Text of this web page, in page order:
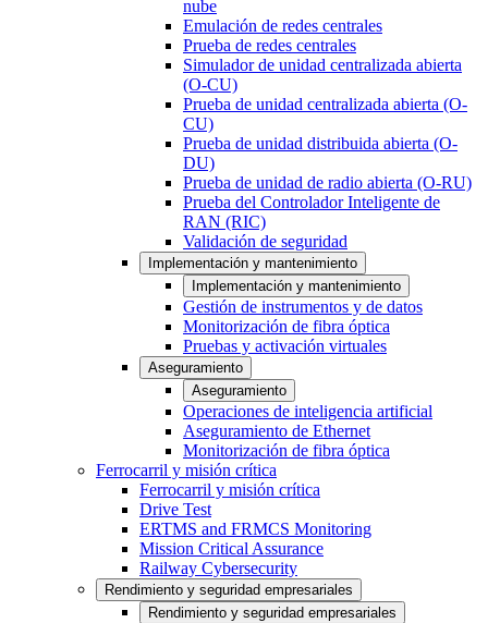
nube
Emulación de redes centrales
Prueba de redes centrales
Simulador de unidad centralizada abierta
(O-CU)
Prueba de unidad centralizada abierta (O-
CU)
Prueba de unidad distribuida abierta (O-
DU)
Prueba de unidad de radio abierta (O-RU)
Prueba del Controlador Inteligente de
RAN (RIC)
Validación de seguridad
Implementación y mantenimiento
Implementación y mantenimiento
Gestión de instrumentos y de datos
Monitorización de fibra óptica
Pruebas y activación virtuales
Aseguramiento
Aseguramiento
Operaciones de inteligencia artificial
Aseguramiento de Ethernet
Monitorización de fibra óptica
Ferrocarril y misión crítica
Ferrocarril y misión crítica
Drive Test
ERTMS and FRMCS Monitoring
Mission Critical Assurance
Railway Cybersecurity
Rendimiento y seguridad empresariales
Rendimiento y seguridad empresariales